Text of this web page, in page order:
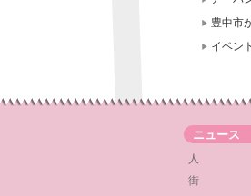
豊中市
イベン
ニュース
人
街